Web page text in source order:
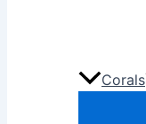
Corals